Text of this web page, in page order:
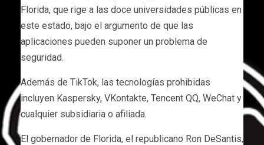
Florida, que rige a las doce universidades públicas en
este estado, bajo el argumento de que las
aplicaciones pueden suponer un problema de
seguridad.
Además de TikTok, las tecnologías prohibidas
incluyen Kaspersky, VKontakte, Tencent QQ, WeChat y
cualquier subsidiaria o afiliada.
El gobernador de Florida, el republicano Ron DeSantis,